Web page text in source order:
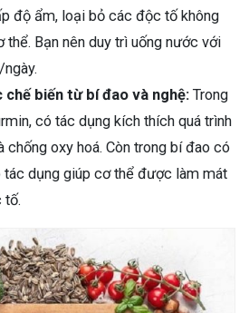
độ ẩm, loại bỏ các độc tố không
thể. Bạn nên duy trì uống nước với
chế biến từ bí đao và nghệ: Trong
có tác dụng kích thích quá trình
chống oxy hoá. Còn trong bí đao có
tác dụng giúp cơ thể được làm mát
tố.